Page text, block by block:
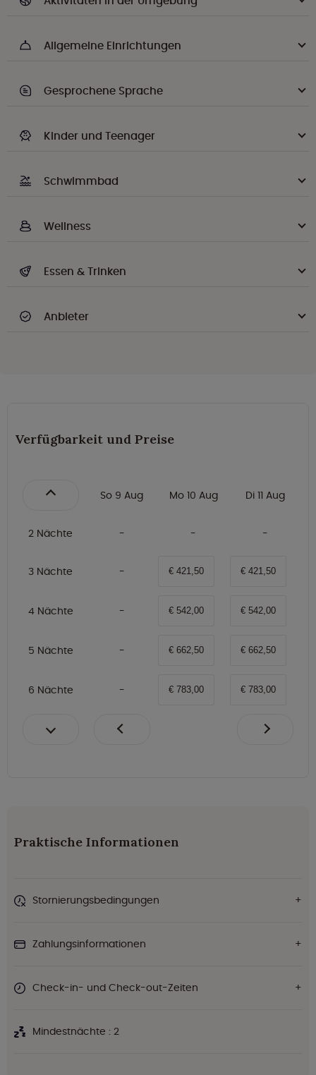
Allgemeine Einrichtungen
Gesprochene Sprache
Kinder und Teenager
Schwimmbad
Wellness
Essen & Trinken
Anbieter
Verfügbarkeit und Preise
So 9 Aug Mo 10 Aug Di 11 Aug
2 Nächte
3 Nächte € 421,50 € 421,50
4 Nächte € 542,00 € 542,00
5 Nächte € 662,50 € 662,50
6 Nächte € 783,00 € 783,00
Praktische Informationen
Stornierungsbedingungen
Zahlungsinformationen
Check-in- und Check-out-Zeiten
Mindestnächte : 2